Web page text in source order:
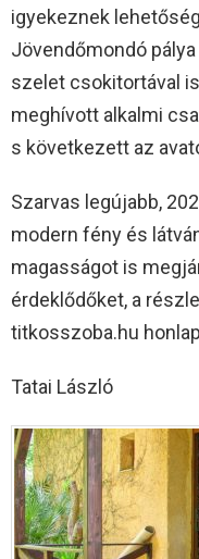
igyekeznek
Jövendőmondó
szelet csokitortával
meghívott alkalmi
s következett az
Szarvas legújabb,
modern fény és
magasságot is
érdeklődőket, a
titkosszoba.hu
Tatai László